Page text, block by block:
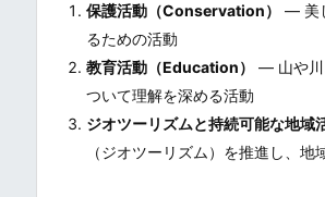
保護活動（Conservation）
― 美
るための活動
教育活動（Education）
― 山や川
ついて理解を深める活動
ジオツーリズムと持続可能な地
（ジオツーリズム）を推進し、